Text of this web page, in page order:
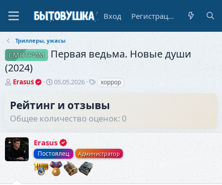
Вход Регистрация
Триллеры, ужасы
СМОТРИМ
Первая ведьма. Новые души
(2024)
А
о
р
е
м
ы
Erasus
Д
н
ч
а
л
а
05.05.2026
Т
и
хоррор
Рейтинг и отзывы
Общее количество оценок: 0
Erasus
Постоялец Администратор